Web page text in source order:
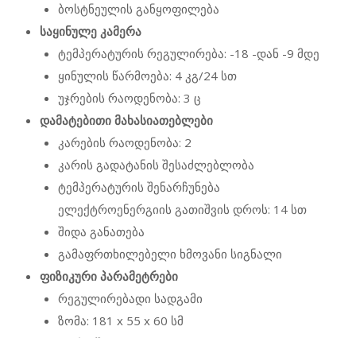
ბოსტნეულის განყოფილება
საყინულე კამერა
ტემპერატურის რეგულირება: -18 -დან -9 მდე
ყინულის წარმოება: 4 კგ/24 სთ
უჯრების რაოდენობა: 3 ც
დამატებითი მახასიათებლები
კარების რაოდენობა: 2
კარის გადატანის შესაძლებლობა
ტემპერატურის შენარჩუნება
ელექტროენერგიის გათიშვის დროს: 14 სთ
შიდა განათება
გამაფრთხილებელი ხმოვანი სიგნალი
ფიზიკური პარამეტრები
რეგულირებადი სადგამი
ზომა: 181 x 55 x 60 სმ